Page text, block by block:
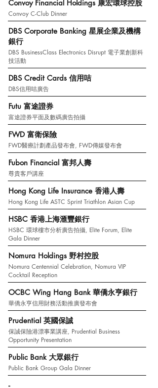
Convoy Financial Holdings 康宏環球控股
Convoy C-Club Dinner
DBS Corporate Banking 星展企業及機構
銀行
DBS BusinessClass Electronics Disrupt 電子業創新科
技活動
DBS Credit Cards 信用咭
DBS信用咭廣告
Futu 富途證券
富途證券平面及數碼廣告拍攝
FWD 富衛保險
FWD醫療計劃產品發布會, FWD傳媒發布會
Fubon Financial 富邦人壽
尊貴客戶講座
Hong Kong Life Insurance 香港人壽
Hong Kong Life ASTC Sprint Triathlon Asian Cup
HSBC 香港上海滙豐銀行
HSBC 環球樓市分析廣告拍攝, Elite Forum, Elite
Gala Dinner
Nomura Holdings 野村控股
Nomura Centennial Celebration, Nomura VIP
Cocktail Reception
OCBC Wing Hang Bank 華僑永亨銀行
華僑永亨信用財務活動推廣發布會
Prudential 英國保誠
保誠保險港漂事業講座, Prudential Business
Opportunity Presentation
Public Bank 大眾銀行
Public Bank Group Gala Dinner
-